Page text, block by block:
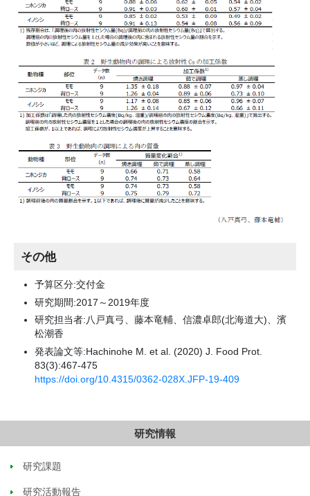
その他
予算区分:交付金
研究期間:2017～2019年度
研究担当者:八戸真弓、藤本竜輔、信濃卓郎(北海道大)、濱
松潮香
発表論文等:Hachinohe M. et al. (2020) J. Food Prot.
83(3):467-475
https://doi.org/10.4315/0362-028X.JFP-19-409
研究情報
研究課題
研究活動報告